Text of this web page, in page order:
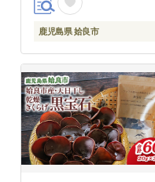
鹿児島県 姶良市